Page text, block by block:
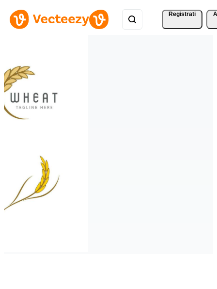
Registrati